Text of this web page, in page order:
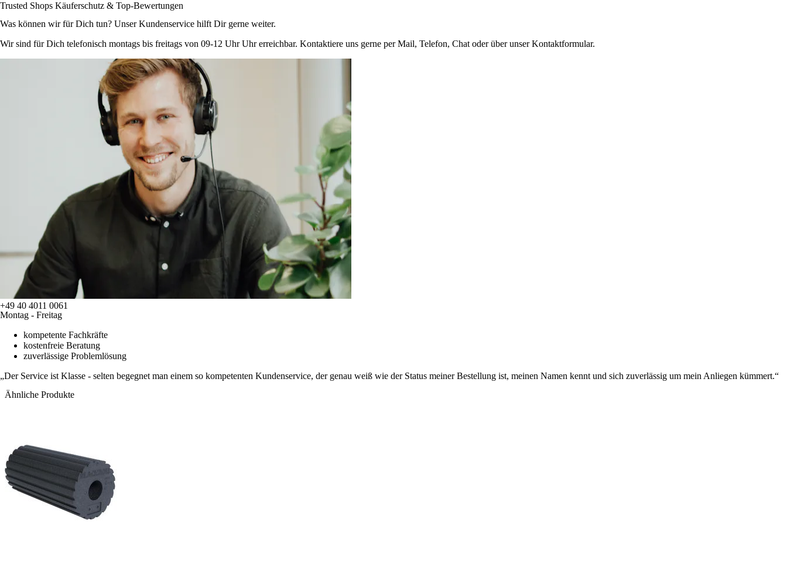
Trusted Shops Käuferschutz & Top-Bewertungen
Was können wir für Dich tun? Unser Kundenservice hilft Dir gerne weiter.
Wir sind für Dich telefonisch montags bis freitags von 09-12 Uhr Uhr erreichbar. Kontaktiere uns gerne per Mail, Telefon, Chat oder über unser Kontaktformular.
+49 40 4011 0061
Montag - Freitag
kompetente Fachkräfte
kostenfreie Beratung
zuverlässige Problemlösung
Der Service ist Klasse - selten begegnet man einem so kompetenten Kundenservice, der genau weiß wie der Status meiner Bestellung ist, meinen Namen kennt und sich zuverlässig um mein Anliegen kümmert.
Ähnliche Produkte